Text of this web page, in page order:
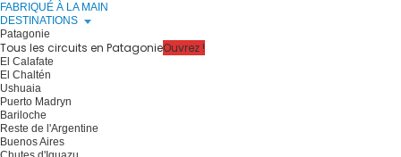
FABRIQUÉ À LA MAIN
DESTINATIONS
Patagonie
Tous les circuits en PatagonieOuvrez !
El Calafate
El Chaltén
Ushuaia
Puerto Madryn
Bariloche
Reste de l'Argentine
Buenos Aires